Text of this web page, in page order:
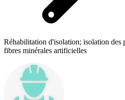
Réhabilitation d'isolation; isolation des
fibres minérales artificielles